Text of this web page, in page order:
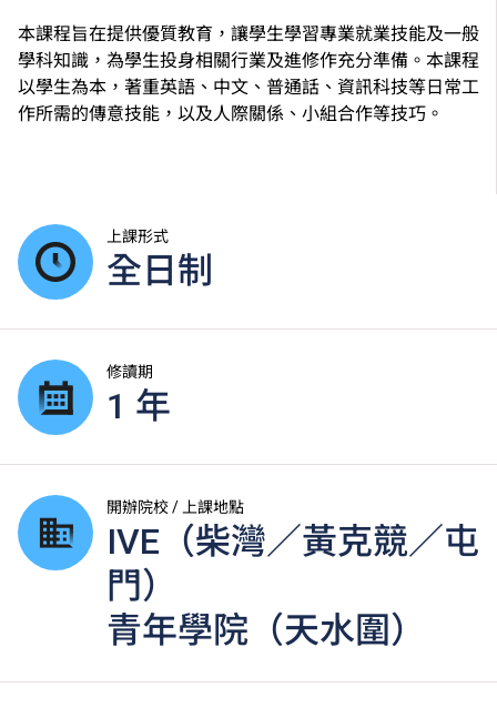
本課程旨在提供優質教育，讓學生學習專業就業技能及一般
學科知識，為學生投身相關行業及進修作充分準備。本課程
以學生為本，著重英語、中文、普通話、資訊科技等日常工
作所需的傳意技能，以及人際關係、小組合作等技巧。
上課形式
全日制
修讀期
1 年
開辦院校 / 上課地點
IVE（柴灣／黃克競／屯
門）
青年學院（天水圍）